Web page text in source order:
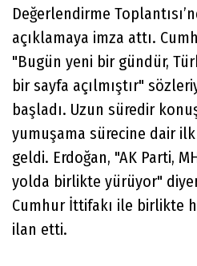
Değerlendirme
açıklamaya imza attı.
"Bugün yeni bir gündür,
bir sayfa açılmıştır"
başladı. Uzun süredir
yumuşama sürecine dair
geldi. Erdoğan, "AK Parti,
yolda birlikte yürüyor"
Cumhur İttifakı ile birlikte
ilan etti.